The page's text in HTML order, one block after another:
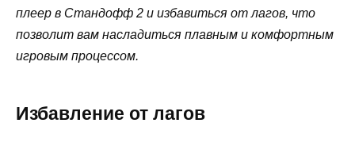
плеер в Стандофф 2 и избавиться от лагов, что
позволит вам насладиться плавным и комфортным
игровым процессом.
Избавление от лагов